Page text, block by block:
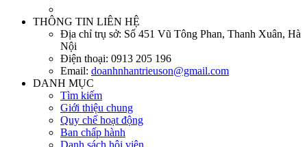
THÔNG TIN LIÊN HỆ
Địa chỉ trụ sở: Số 451 Vũ Tông Phan, Thanh Xuân, Hà
Nội
Điện thoại: 0913 205 196
Email: doanhnhantrieuson@gmail.com
DANH MỤC
Tìm kiếm
Giới thiệu chung
Quy chế hoạt động
Ban chấp hành
Danh sách hội viên